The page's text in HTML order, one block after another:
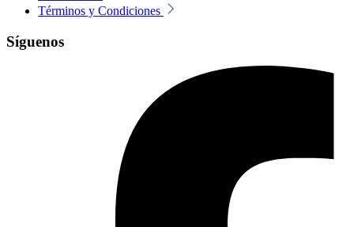
Términos y Condiciones
Síguenos